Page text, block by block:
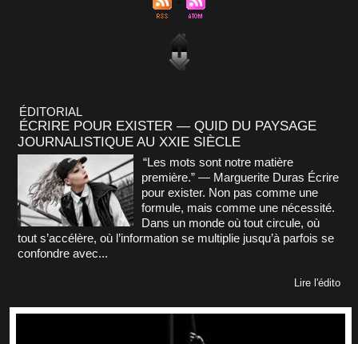
ÉDITORIAL
ÉCRIRE POUR EXISTER — QUID DU PAYSAGE
JOURNALISTIQUE AU XXIE SIÈCLE
“Les mots sont notre matière
première.” — Marguerite Duras Écrire
pour exister. Non pas comme une
formule, mais comme une nécessité.
Dans un monde où tout circule, où
tout s’accélère, où l’information se multiplie jusqu’à parfois se
confondre avec...
Lire l'édito